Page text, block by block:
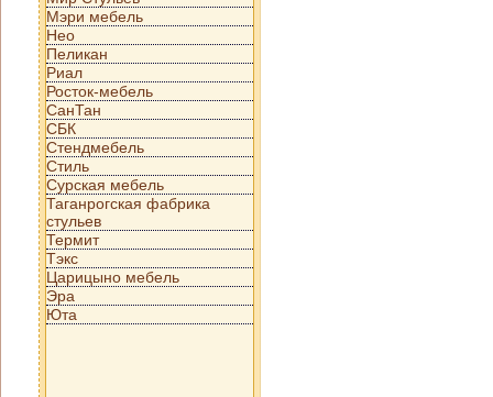
Мэри мебель
Нео
Пеликан
Риал
Росток-мебель
СанТан
СБК
Стендмебель
Стиль
Сурская мебель
Таганрогская фабрика
стульев
Термит
Тэкс
Царицыно мебель
Эра
Юта